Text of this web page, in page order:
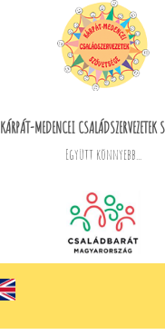
KÁRPÁT-MEDENCEI CSALÁDSZERVEZETEK
Együtt könnyebb...